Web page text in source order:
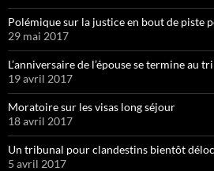
Polémique sur la justice en bout de piste
29 mai 2017
L’anniversaire de l’épouse se termine au
19 avril 2017
Moratoire sur les visas long séjour
18 avril 2017
Un tribunal pour clandestins bientôt
5 avril 2017